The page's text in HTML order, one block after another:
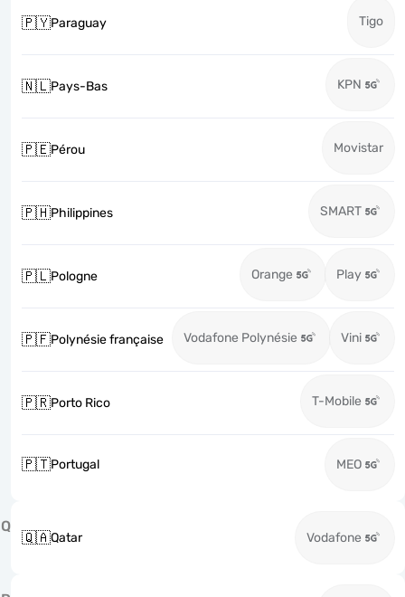
🇵🇾Paraguay Tigo
🇳🇱Pays-Bas KPN
🇵🇪Pérou Movistar
🇵🇭Philippines SMART
🇵🇱Pologne Orange Play
🇵🇫Polynésie française Vodafone Polynésie Vini
🇵🇷Porto Rico T-Mobile
🇵🇹Portugal MEO
Q
🇶🇦Qatar Vodafone